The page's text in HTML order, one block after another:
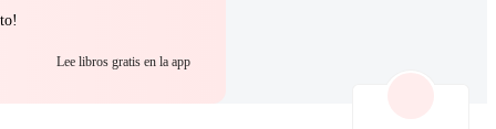
Lee libros gratis en la app